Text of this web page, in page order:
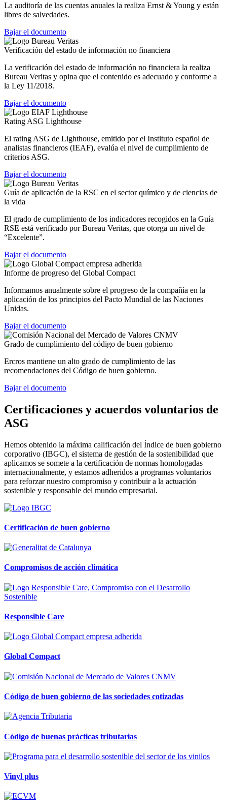
La auditoría de las cuentas anuales la realiza Ernst & Young y están
libres de salvedades.
Bajar el documento
Verificación del estado de información no financiera
La verificación del estado de información no financiera la realiza
Bureau Veritas y opina que el contenido es adecuado y conforme a
la Ley 11/2018.
Bajar el documento
Rating ASG Lighthouse
El rating ASG de Lighthouse, emitido por el Instituto español de
analistas financieros (IEAF), evalúa el nivel de cumplimiento de
criterios ASG.
Bajar el documento
Guía de aplicación de la RSC en el sector químico y de ciencias de
la vida
El grado de cumplimiento de los indicadores recogidos en la Guía
RSE está verificado por Bureau Veritas, que otorga un nivel de
“Excelente”.
Bajar el documento
Informe de progreso del Global Compact
Informamos anualmente sobre el progreso de la compañía en la
aplicación de los principios del Pacto Mundial de las Naciones
Unidas.
Bajar el documento
Grado de cumplimiento del código de buen gobierno
Ercros mantiene un alto grado de cumplimiento de las
recomendaciones del Código de buen gobierno.
Bajar el documento
Certificaciones y acuerdos voluntarios de
ASG
Hemos obtenido la máxima calificación del Índice de buen gobierno
corporativo (IBGC), el sistema de gestión de la sostenibilidad que
aplicamos se somete a la certificación de normas homologadas
internacionalmente, y estamos adheridos a programas voluntarios
para reforzar nuestro compromiso y contribuir a la actuación
sostenible y responsable del mundo empresarial.
Certificación de buen gobierno
Compromisos de acción climática
Responsible Care
Global Compact
Código de buen gobierno de las sociedades cotizadas
Código de buenas prácticas tributarias
Vinyl plus